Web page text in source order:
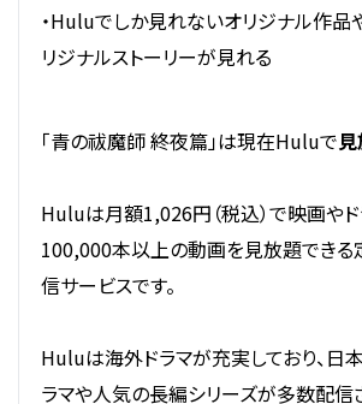
・Huluでしか見れないオリジナル作品
リジナルストーリーが見れる
「青の祓魔師 終夜篇」は現在Huluで
Huluは月額1,026円（税込）で映画やド
100,000本以上の動画を見放題でき
信サービスです。
Huluは海外ドラマが充実しており、日
ラマや人気の長編シリーズが多数配信